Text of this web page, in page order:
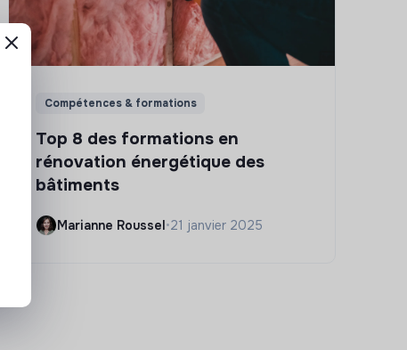
Compétences & formations
Top 8 des formations en
rénovation énergétique des
bâtiments
Marianne Roussel•21 janvier 2025